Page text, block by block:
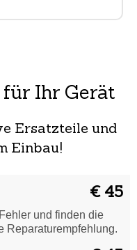
Ihr Gerät
Ersatzteile und
Einbau!
€ 45
und finden die
Reparaturempfehlung.